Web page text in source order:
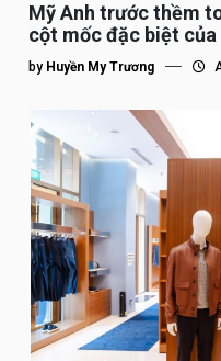
Mỹ Anh trước thềm
cột mốc đặc biệt
tế”
by Huyền My Trương